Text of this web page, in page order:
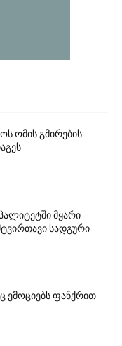
ომის გმირების
მყარი
სადგური
ემოციებს ფანქრით